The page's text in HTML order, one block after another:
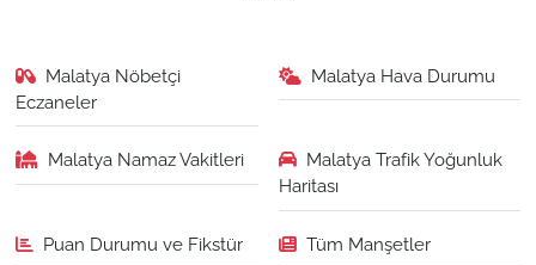
Malatya Nöbetçi
Eczaneler
Malatya Hava Durumu
Malatya Namaz Vakitleri
Malatya Trafik Yoğunluk
Haritası
Puan Durumu ve Fikstür Tüm Manşetler